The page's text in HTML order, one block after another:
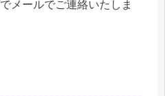
メールでご連絡いたしま